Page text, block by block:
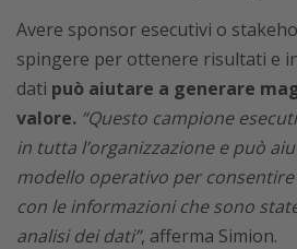
Avere sponsor esecutivi o
spingere per ottenere risultati e
dati può aiutare a generare
valore. “Questo campione
in tutta l’organizzazione e può
modello operativo per
con le informazioni che sono
analisi dei dati”, afferma Simion.